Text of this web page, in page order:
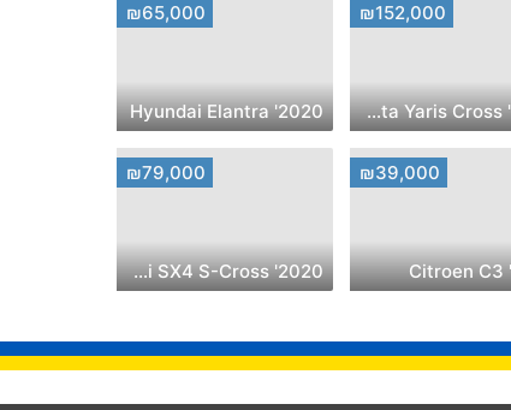
₪152,000
2026' Toyota Yaris Cross
₪65,000
2020' Hyundai Elantra
₪39,000
₪79,000
2020' Suzuki SX4 S-Cross